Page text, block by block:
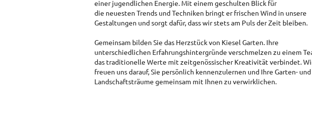
einer jugendlichen Energie. Mit einem geschulten Blick für
die neuesten Trends und Techniken bringt er frischen Wind in unsere
Gestaltungen und sorgt dafür, dass wir stets am Puls der Zeit bleiben.
Gemeinsam bilden Sie das Herzstück von Kiesel Garten. Ihre
unterschiedlichen Erfahrungshintergründe verschmelzen zu einem
das traditionelle Werte mit zeitgenössischer Kreativität verbindet.
freuen uns darauf, Sie persönlich kennenzulernen und Ihre Garten- und
Landschaftsträume gemeinsam mit Ihnen zu verwirklichen.